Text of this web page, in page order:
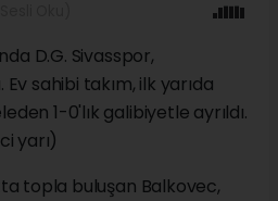
D.G. Sivasspor,
sahibi takım, ilk yarıda
1-0'lık galibiyetle ayrıldı.
yarı)
topla buluşan Balkovec,